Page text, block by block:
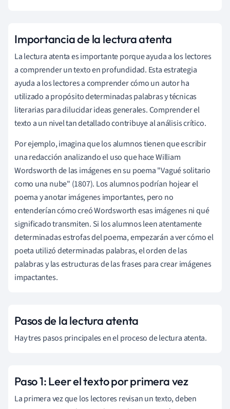
Importancia de la lectura atenta
La lectura atenta es importante porque ayuda a los lectores
a comprender un texto en profundidad. Esta estrategia
ayuda a los lectores a comprender cómo un autor ha
utilizado a propósito determinadas palabras y técnicas
literarias para dilucidar ideas generales. Comprender el
texto a un nivel tan detallado contribuye al análisis crítico.
Por ejemplo, imagina que los alumnos tienen que escribir
una redacción analizando el uso que hace William
Wordsworth de las imágenes en su poema "Vagué solitario
como una nube" (1807). Los alumnos podrían hojear el
poema y anotar imágenes importantes, pero no
entenderían cómo creó Wordsworth esas imágenes ni qué
significado transmiten. Si los alumnos leen atentamente
determinadas estrofas del poema, empezarán a ver cómo el
poeta utilizó determinadas palabras, el orden de las
palabras y las estructuras de las frases para crear imágenes
impactantes.
Pasos de la lectura atenta
Hay tres pasos principales en el proceso de lectura atenta.
Paso 1: Leer el texto por primera vez
La primera vez que los lectores revisan un texto, deben